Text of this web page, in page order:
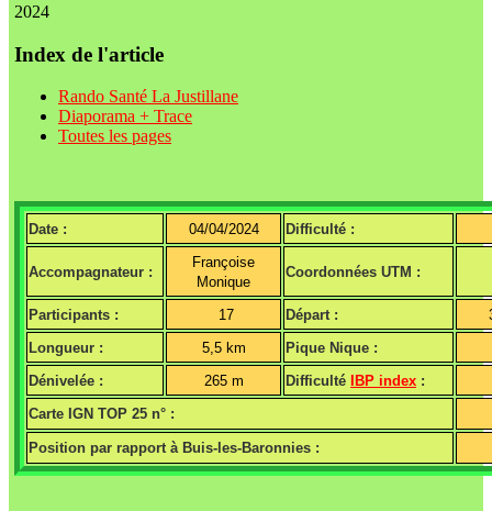
2024
Index de l'article
Rando Santé La Justillane
Diaporama + Trace
Toutes les pages
Date : 04/04/2024 Difficulté :
Accompagnateur :
Françoise
Monique
Coordonnées UTM :
Participants : 17 Départ :
Longueur :
5,5 km
Pique Nique :
Dénivelée :
265 m Difficulté IBP index :
Carte IGN TOP 25 n° :
Position par rapport à Buis-les-Baronnies :